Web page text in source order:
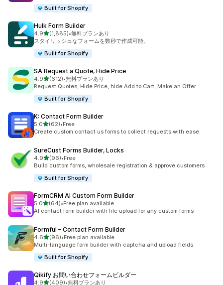
Built for Shopify
Hulk Form Builder
4.95つ星中
(1,885)
合計レビュー数：1885件
•無料プランあり
スタイリッシュなフォームを数秒で作成可能。
Built for Shopify
SA Request a Quote, Hide Price
4.95つ星中
(612)
合計レビュー数：612件
•無料プランあり
Request Quotes, Hide Price, hide Add to Cart, Make an Offer
Built for Shopify
K: Contact Form Builder
5.05つ星中
(62)
合計レビュー数：62件
•Free
Create custom contact us forms to collect requests with ease.
SureCust Forms Builder, Locks
4.95つ星中
(96)
合計レビュー数：96件
•Free
Build custom forms, wholesale registration & approve customers
Built for Shopify
FormCRM AI Custom Form Builder
5.05つ星中
(64)
合計レビュー数：64件
•Free plan available
AI contact form builder with file upload for any custom forms
Formful – Contact Form Builder
4.65つ星中
(96)
合計レビュー数：96件
•Free plan available
Multi-language form builder with captcha and upload fields
Built for Shopify
Qikify お問い合わせフォームビルダー
4.95つ星中
(409)•無料プランあり